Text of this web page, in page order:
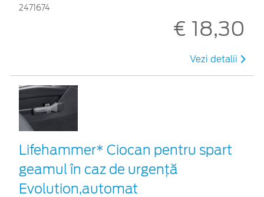
2471674
€ 18,30
Vezi detalii
Lifehammer* Ciocan pentru spart
geamul în caz de urgenţă
Evolution,automat